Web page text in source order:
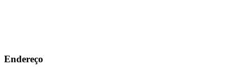
Endereço